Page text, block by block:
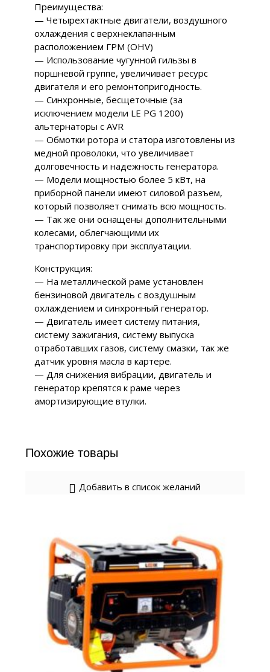
Преимущества:
— Четырехтактные двигатели, воздушного
охлаждения с верхнеклапанным
расположением ГРМ (OHV)
— Использование чугунной гильзы в
поршневой группе, увеличивает ресурс
двигателя и его ремонтопригодность.
— Синхронные, бесщеточные (за
исключением модели LE PG 1200)
альтернаторы с AVR
— Обмотки ротора и статора изготовлены из
медной проволоки, что увеличивает
долговечность и надежность генератора.
— Модели мощностью более 5 кВт, на
приборной панели имеют силовой разъем,
который позволяет снимать всю мощность.
— Так же они оснащены дополнительными
колесами, облегчающими их
транспортировку при эксплуатации.
Конструкция:
— На металлической раме установлен
бензиновой двигатель с воздушным
охлаждением и синхронный генератор.
— Двигатель имеет систему питания,
систему зажигания, систему выпуска
отработавших газов, систему смазки, так же
датчик уровня масла в картере.
— Для снижения вибрации, двигатель и
генератор крепятся к раме через
амортизирующие втулки.
Похожие товары
Добавить в список желаний